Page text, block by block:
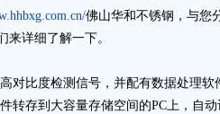
佛山华和不锈钢，与您
来详细了解一下。
比度检测信号，并配有数据处理软
转存到大容量存储空间的PC上，自动